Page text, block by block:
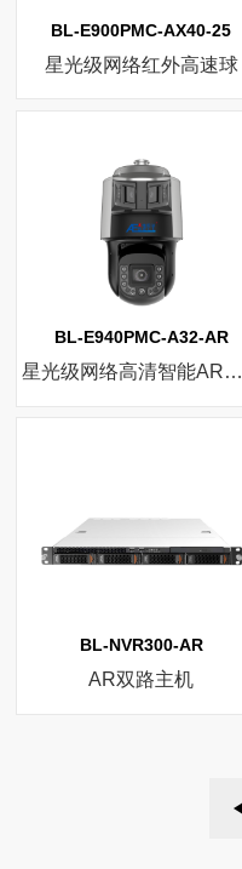
BL-E900PMC-AX40-25
星光级网络红外高速球
BL-E940PMC-A32-AR
星光级网络高清智能AR球机
BL-NVR300-AR
AR双路主机